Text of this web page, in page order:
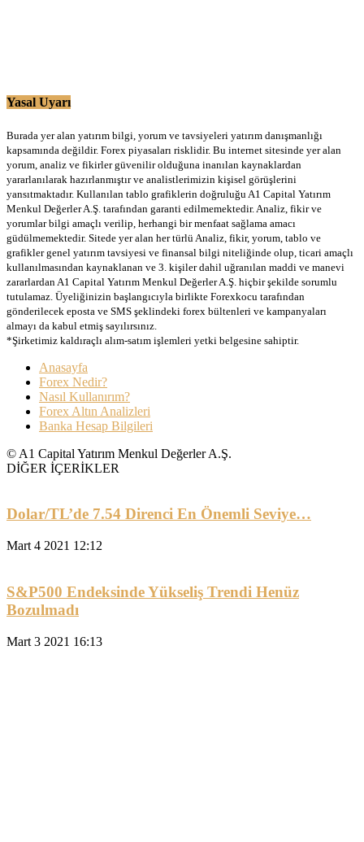
Yasal Uyarı
Burada yer alan yatırım bilgi, yorum ve tavsiyeleri yatırım danışmanlığı
kapsamında değildir. Forex piyasaları risklidir. Bu internet sitesinde yer alan
yorum, analiz ve fikirler güvenilir olduğuna inanılan kaynaklardan
yararlanılarak hazırlanmıştır ve analistlerimizin kişisel görüşlerini
yansıtmaktadır. Kullanılan tablo grafiklerin doğruluğu A1 Capital Yatırım
Menkul Değerler A.Ş. tarafından garanti edilmemektedir. Analiz, fikir ve
yorumlar bilgi amaçlı verilip, herhangi bir menfaat sağlama amacı
güdülmemektedir. Sitede yer alan her türlü Analiz, fikir, yorum, tablo ve
grafikler genel yatırım tavsiyesi ve finansal bilgi niteliğinde olup, ticari amaçlı
kullanılmasından kaynaklanan ve 3. kişiler dahil uğranılan maddi ve manevi
zararlardan A1 Capital Yatırım Menkul Değerler A.Ş. hiçbir şekilde sorumlu
tutulamaz. Üyeliğinizin başlangıcıyla birlikte Forexkocu tarafından
gönderilecek eposta ve SMS şeklindeki forex bültenleri ve kampanyaları
almayı da kabul etmiş sayılırsınız.
*Şirketimiz kaldıraçlı alım-satım işlemleri yetki belgesine sahiptir.
Anasayfa
Forex Nedir?
Nasıl Kullanırım?
Forex Altın Analizleri
Banka Hesap Bilgileri
© A1 Capital Yatırım Menkul Değerler A.Ş.
DİĞER İÇERİKLER
Dolar/TL’de 7.54 Direnci En Önemli Seviye…
Mart 4 2021 12:12
S&P500 Endeksinde Yükseliş Trendi Henüz
Bozulmadı
Mart 3 2021 16:13